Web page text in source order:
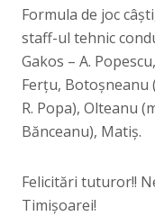
Formula de joc
staff-ul tehnic
Gakos – A.
Ferțu, Botoșneanu
R. Popa), Olteanu
Bănceanu), Matiș.
Felicitări tuturor!!
Timișoarei!